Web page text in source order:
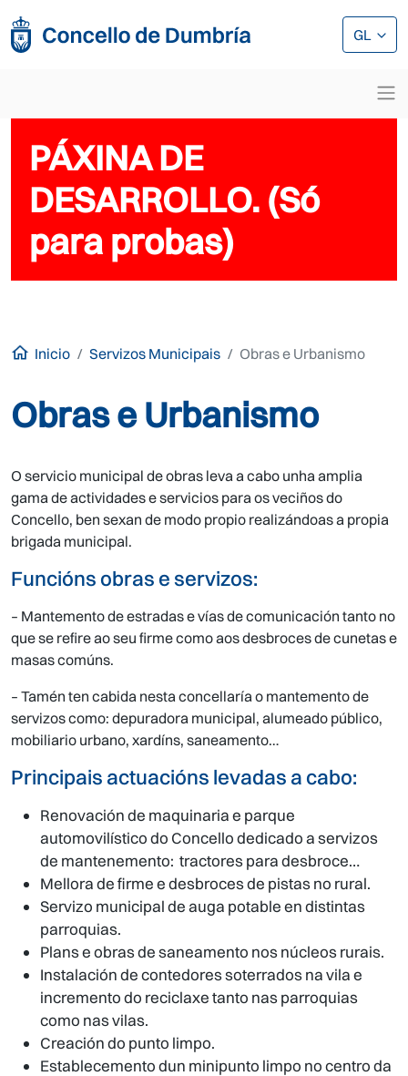
GL
PÁXINA DE
DESARROLLO. (Só
para probas)
Inicio Servizos Municipais Obras e Urbanismo
Obras e Urbanismo
O servicio municipal de obras leva a cabo unha amplia
gama de actividades e servicios para os veciños do
Concello, ben sexan de modo propio realizándoas a propia
brigada municipal.
Funcións obras e servizos:
– Mantemento de estradas e vías de comunicación tanto no
que se refire ao seu firme como aos desbroces de cunetas e
masas comúns.
– Tamén ten cabida nesta concellaría o mantemento de
servizos como: depuradora municipal, alumeado público,
mobiliario urbano, xardíns, saneamento…
Principais actuacións levadas a cabo:
Renovación de maquinaria e parque
automovilístico do Concello dedicado a servizos
de mantenemento: tractores para desbroce…
Mellora de firme e desbroces de pistas no rural.
Servizo municipal de auga potable en distintas
parroquias.
Plans e obras de saneamento nos núcleos rurais.
Instalación de contedores soterrados na vila e
incremento do reciclaxe tanto nas parroquias
como nas vilas.
Creación do punto limpo.
Establecemento dun minipunto limpo no centro da